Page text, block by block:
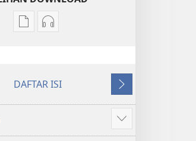
Pilihan
digital
Pilihan
swara
DAFTAR ISI
Sakbanjuré
Show